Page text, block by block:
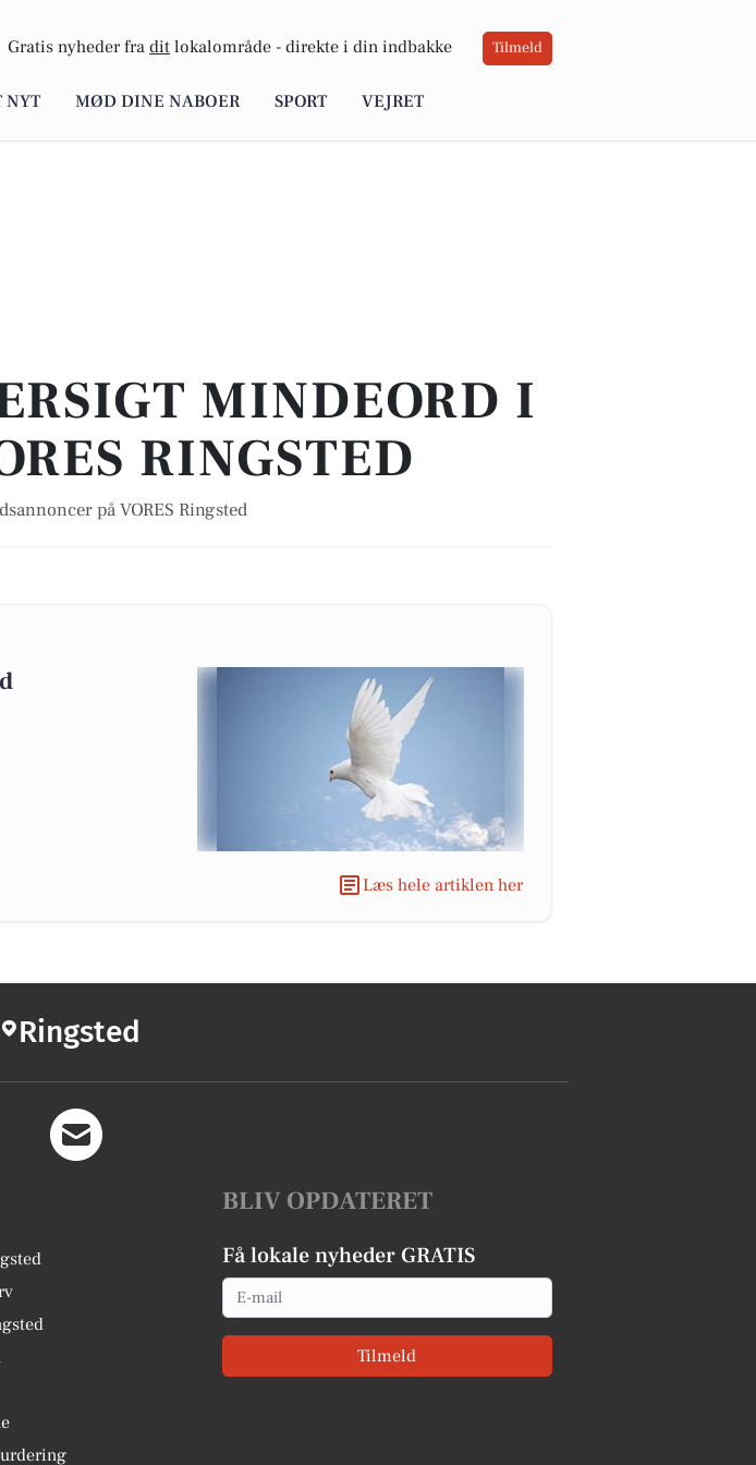
Gratis nyheder fra dit lokalområde - direkte i din indbakke Tilmeld
NYT MØD DINE NABOER SPORT VEJRET
MINDEORD I
RINGSTED
på VORES Ringsted
Læs hele artiklen her
Ringsted
BLIV OPDATERET
Få lokale nyheder GRATIS
Email
Tilmeld